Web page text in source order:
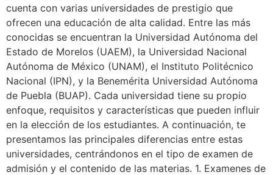
cuenta con varias universidades de prestigio que
ofrecen una educación de alta calidad. Entre las más
conocidas se encuentran la Universidad Autónoma del
Estado de Morelos (UAEM), la Universidad Nacional
Autónoma de México (UNAM), el Instituto Politécnico
Nacional (IPN), y la Benemérita Universidad Autónoma
de Puebla (BUAP). Cada universidad tiene su propio
enfoque, requisitos y características que pueden influir
en la elección de los estudiantes. A continuación, te
presentamos las principales diferencias entre estas
universidades, centrándonos en el tipo de examen de
admisión y el contenido de las materias. 1. Examenes de